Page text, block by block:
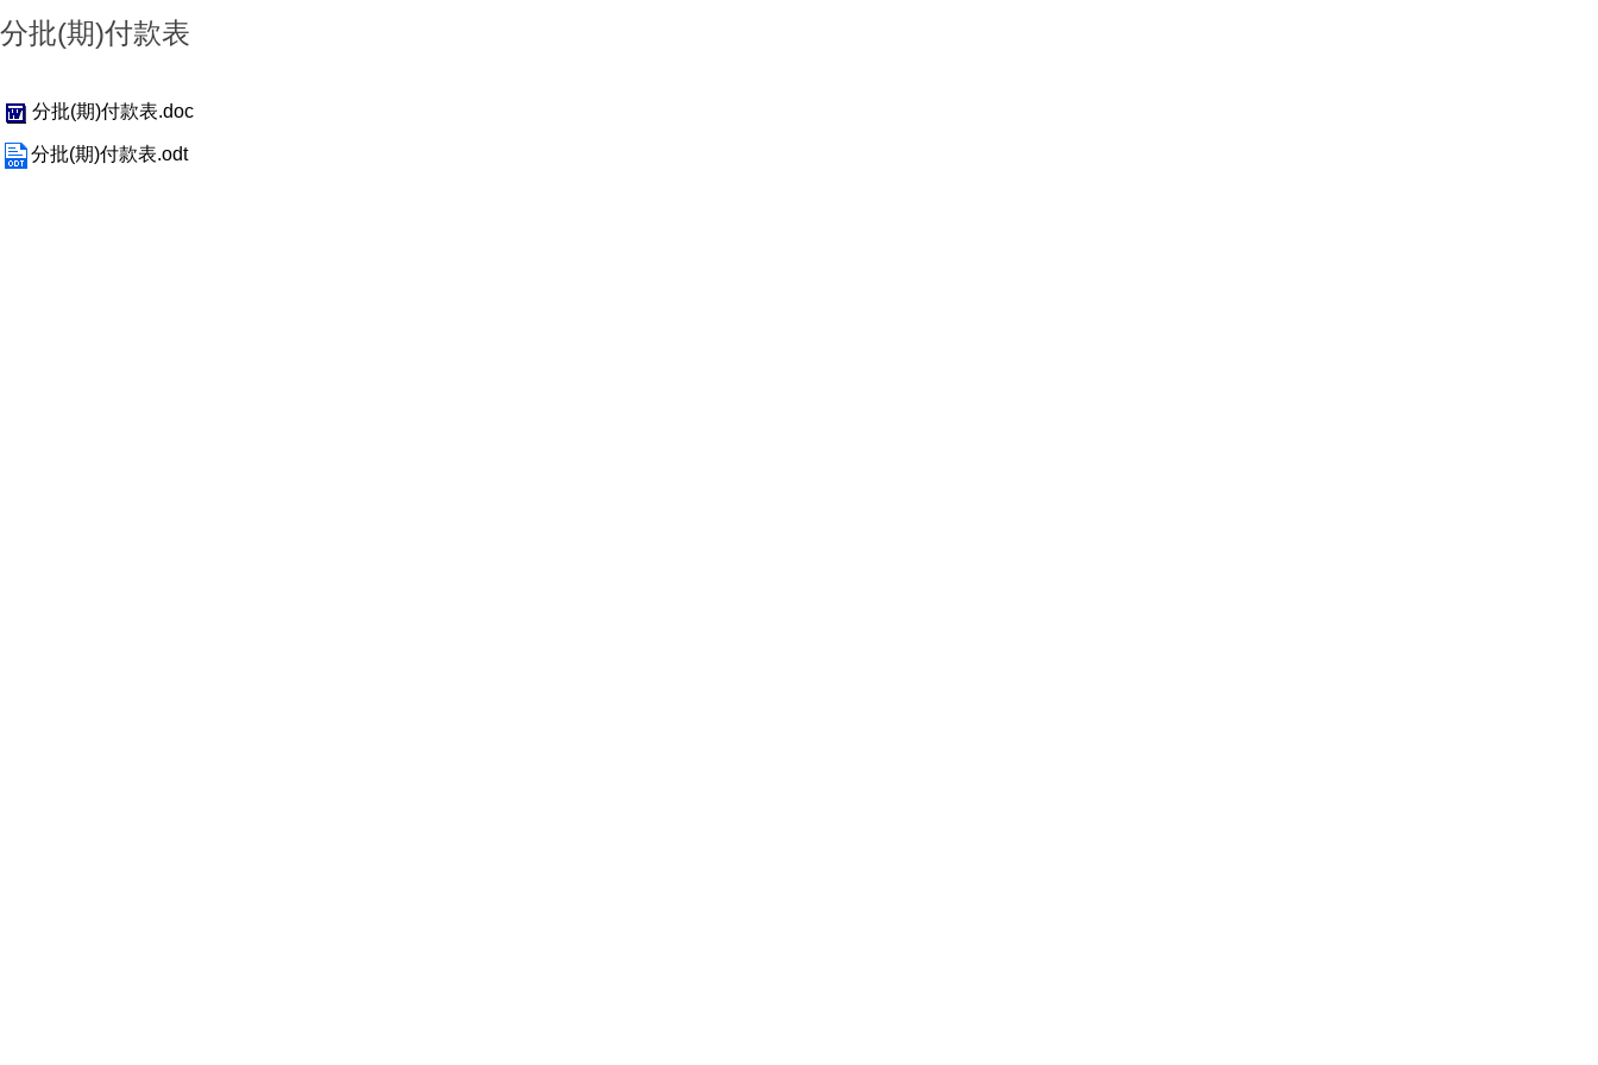
分批(期)付款表
分批(期)付款表.doc
分批(期)付款表.odt